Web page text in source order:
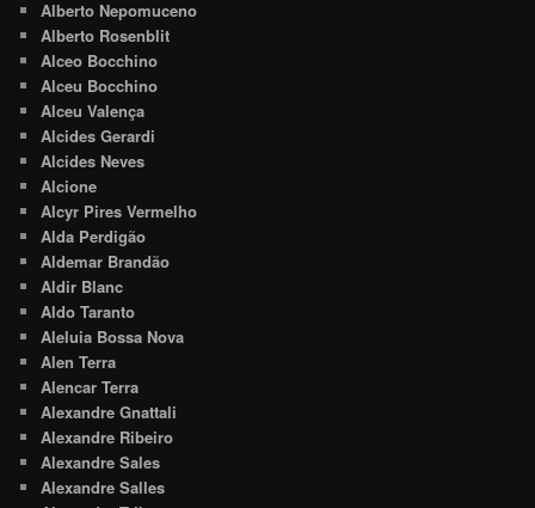
Alberto Nepomuceno
Alberto Rosenblit
Alceo Bocchino
Alceu Bocchino
Alceu Valença
Alcides Gerardi
Alcides Neves
Alcione
Alcyr Pires Vermelho
Alda Perdigão
Aldemar Brandão
Aldir Blanc
Aldo Taranto
Aleluia Bossa Nova
Alen Terra
Alencar Terra
Alexandre Gnattali
Alexandre Ribeiro
Alexandre Sales
Alexandre Salles